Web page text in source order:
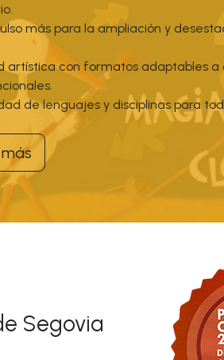
más para la ampliación y
artística con formatos adaptables a
de lenguajes y disciplinas para
Segovia